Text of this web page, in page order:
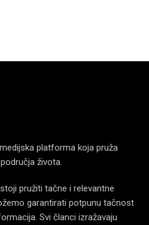
platforma koja pruža
života.
pružiti tačne i relevantne
garantirati potpunu tačnost
Svi članci izražavaju